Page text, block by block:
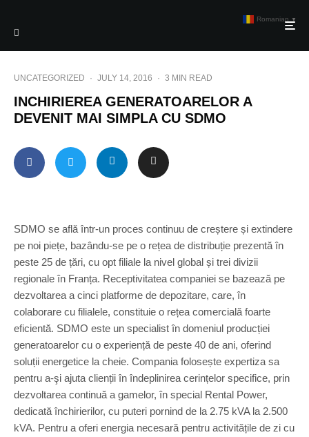
UNCATEGORIZED · JULY 14, 2016 · 3 MIN READ
INCHIRIEREA GENERATOARELOR A
DEVENIT MAI SIMPLA CU SDMO
SDMO se află într-un proces continuu de creștere și extindere
pe noi piețe, bazându-se pe o rețea de distribuție prezentă în
peste 25 de țări, cu opt filiale la nivel global și trei divizii
regionale în Franța. Receptivitatea companiei se bazează pe
dezvoltarea a cinci platforme de depozitare, care, în
colaborare cu filialele, constituie o rețea comercială foarte
eficientă. SDMO este un specialist în domeniul producției
generatoarelor cu o experiență de peste 40 de ani, oferind
soluții energetice la cheie. Compania folosește expertiza sa
pentru a-şi ajuta clienții în îndeplinirea cerințelor specifice, prin
dezvoltarea continuă a gamelor, în special Rental Power,
dedicată închirierilor, cu puteri pornind de la 2.75 kVA la 2.500
kVA. Pentru a oferi energia necesară pentru activitățile de zi cu
Romanian ▼